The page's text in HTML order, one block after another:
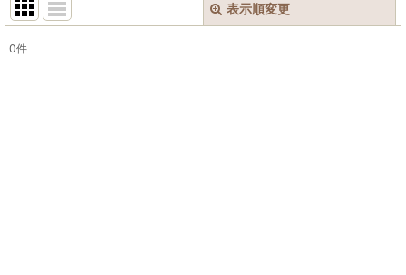
表示順変更
0件